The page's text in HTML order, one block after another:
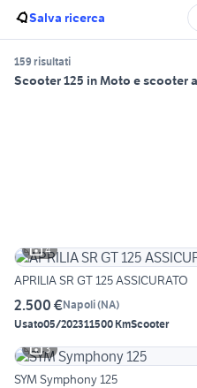
Salva ricerca
159 risultati
Scooter 125 in Moto e scooter
4
APRILIA SR GT 125 ASSICURATO
2.500 €Napoli(NA)
Usato05/202311500 KmScooter
3
SYM Symphony 125